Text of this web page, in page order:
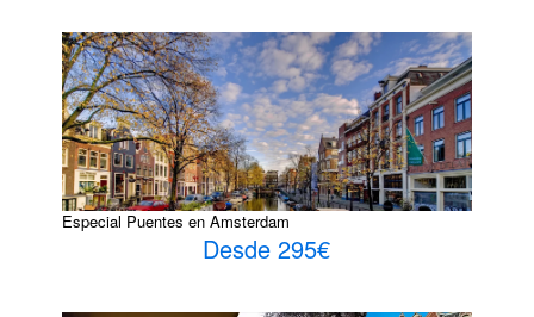
Especial Puentes en Amsterdam
Desde 295€